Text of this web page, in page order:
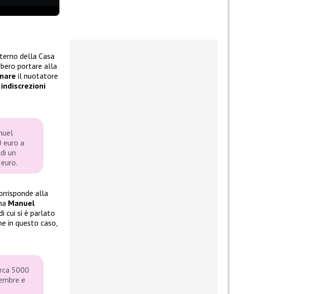
della Casa
portare alla
il nuotatore
indiscrezioni
euro a
un
alla
Manuel
cui si è parlato
in questo caso,
5000
e